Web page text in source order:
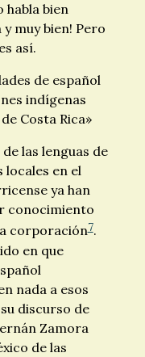
habla bien
y muy bien! Pero
así.
de español
indígenas
Costa Rica»
las lenguas de
locales en el
ya han
conocimiento
corporación7.
en que
nada a esos
discurso de
Zamora
de las